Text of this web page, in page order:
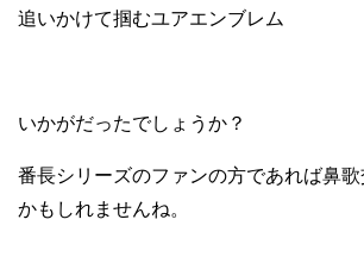
追いかけて掴むユアエンブレム
いかがだったでしょうか？
番長シリーズのファンの方であれば鼻
かもしれませんね。